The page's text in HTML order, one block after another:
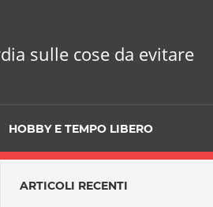
sulle cose da evitare
HOBBY E TEMPO LIBERO
ARTICOLI RECENTI